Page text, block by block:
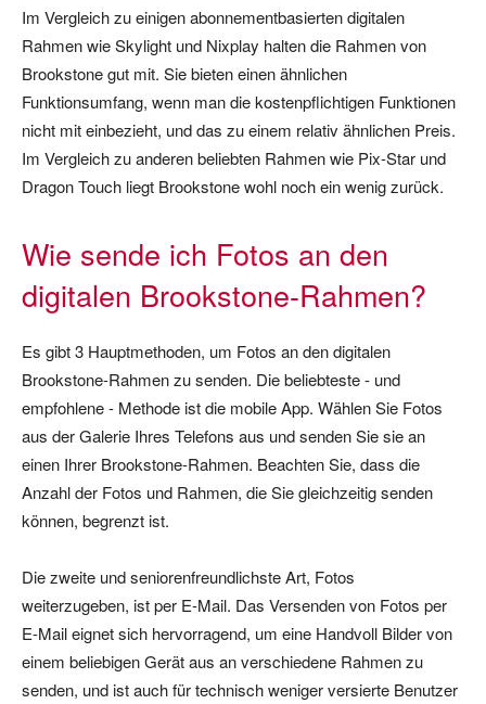
Im Vergleich zu einigen abonnementbasierten digitalen
Rahmen wie Skylight und Nixplay halten die Rahmen von
Brookstone gut mit. Sie bieten einen ähnlichen
Funktionsumfang, wenn man die kostenpflichtigen Funktionen
nicht mit einbezieht, und das zu einem relativ ähnlichen Preis.
Im Vergleich zu anderen beliebten Rahmen wie Pix-Star und
Dragon Touch liegt Brookstone wohl noch ein wenig zurück.
Wie sende ich Fotos an den
digitalen Brookstone-Rahmen?
Es gibt 3 Hauptmethoden, um Fotos an den digitalen
Brookstone-Rahmen zu senden. Die beliebteste - und
empfohlene - Methode ist die mobile App. Wählen Sie Fotos
aus der Galerie Ihres Telefons aus und senden Sie sie an
einen Ihrer Brookstone-Rahmen. Beachten Sie, dass die
Anzahl der Fotos und Rahmen, die Sie gleichzeitig senden
können, begrenzt ist.
Die zweite und seniorenfreundlichste Art, Fotos
weiterzugeben, ist per E-Mail. Das Versenden von Fotos per
E-Mail eignet sich hervorragend, um eine Handvoll Bilder von
einem beliebigen Gerät aus an verschiedene Rahmen zu
senden, und ist auch für technisch weniger versierte Benutzer